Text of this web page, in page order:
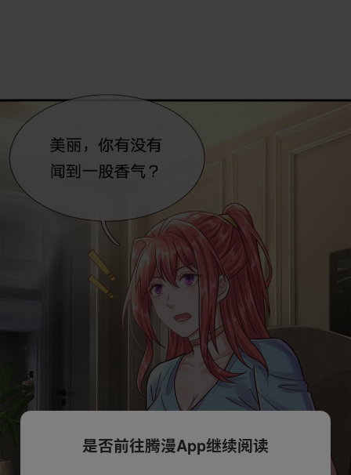
是否前往腾漫App继续阅读